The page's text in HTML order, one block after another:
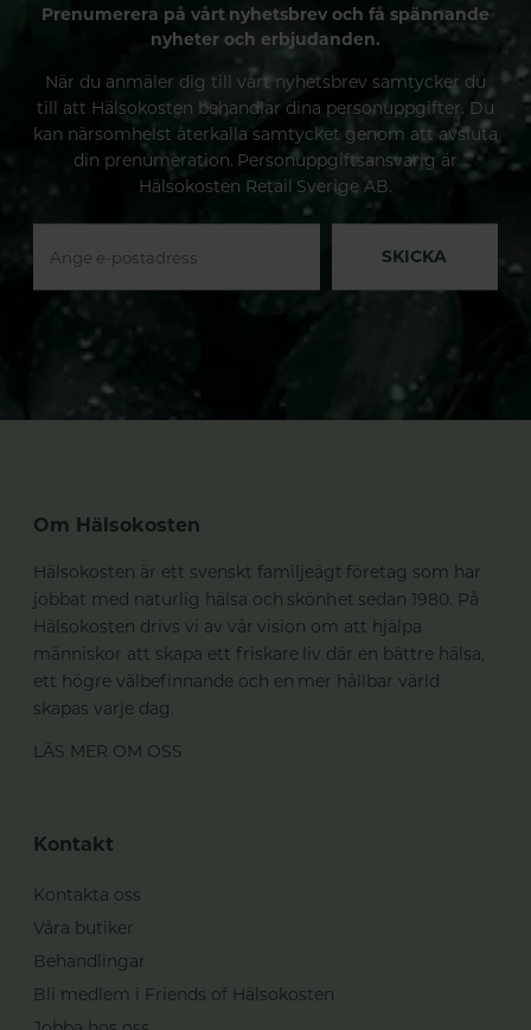
Prenumerera på vårt nyhetsbrev och få spännande
nyheter och erbjudanden.
När du anmäler dig till vårt nyhetsbrev samtycker du
till att Hälsokosten behandlar dina personuppgifter. Du
kan närsomhelst återkalla samtycket genom att avsluta
din prenumeration. Personuppgiftsansvarig är
Hälsokosten Retail Sverige AB.
SKICKA
Om Hälsokosten
Hälsokosten är ett svenskt familjeägt företag som har
jobbat med naturlig hälsa och skönhet sedan 1980. På
Hälsokosten drivs vi av vår vision om att hjälpa
människor att skapa ett friskare liv där en bättre hälsa,
ett högre välbefinnande och en mer hållbar värld
skapas varje dag.
LÄS MER OM OSS
Kontakt
Kontakta oss
Våra butiker
Behandlingar
Bli medlem i Friends of Hälsokosten